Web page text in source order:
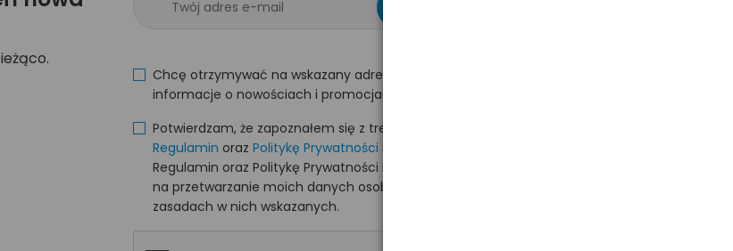
Chcę otrzymywać na wskazany adres e-mail
informacje o nowościach i promocjach na hurt.com.pl.
Potwierdzam, że zapoznałem się z treścią i akceptuję
Regulamin oraz Politykę Prywatności
Regulamin oraz Politykę Prywatności i wyrażam zgodę
na przetwarzanie moich danych osobowych na
zasadach w nich wskazanych.